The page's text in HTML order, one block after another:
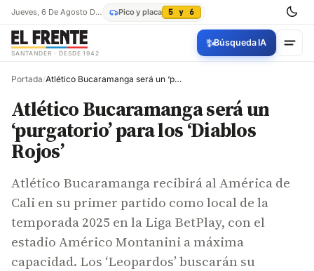
Jueves, 6 De Agosto De 2026 Pico y placa 5 y 6
SANTANDER · DESDE 1942
✨Búsqueda IA
Portada/ Atlético Bucaramanga será un ‘purgatorio’ para los ‘Diablos Rojos’
Atlético Bucaramanga será un
‘purgatorio’ para los ‘Diablos
Rojos’
Atlético Bucaramanga recibirá al América de
Cali en su primer partido como local de la
temporada 2025 en la Liga BetPlay, con el
estadio Américo Montanini a máxima
capacidad. Los ‘Leopardos’ buscarán su